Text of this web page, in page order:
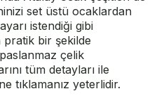
set üstü ocaklardan
istendiği gibi
pratik bir şekilde
çelik
tüm detayları ile
tıklamanız yeterlidir.